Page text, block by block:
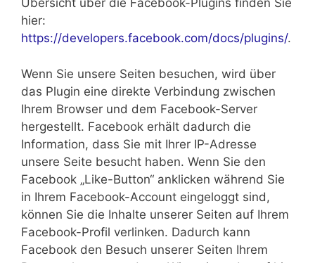
Übersicht über die Facebook-Plugins finden Sie
hier:
https://developers.facebook.com/docs/plugins/.
Wenn Sie unsere Seiten besuchen, wird über
das Plugin eine direkte Verbindung zwischen
Ihrem Browser und dem Facebook-Server
hergestellt. Facebook erhält dadurch die
Information, dass Sie mit Ihrer IP-Adresse
unsere Seite besucht haben. Wenn Sie den
Facebook „Like-Button“ anklicken während Sie
in Ihrem Facebook-Account eingeloggt sind,
können Sie die Inhalte unserer Seiten auf Ihrem
Facebook-Profil verlinken. Dadurch kann
Facebook den Besuch unserer Seiten Ihrem